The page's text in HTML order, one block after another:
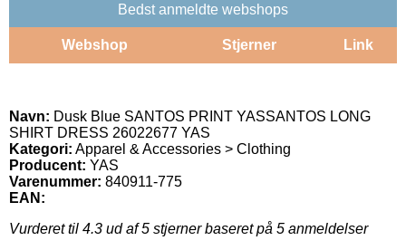
Bedst anmeldte webshops
Webshop Stjerner Link
Navn: Dusk Blue SANTOS PRINT YASSANTOS LONG
SHIRT DRESS 26022677 YAS
Kategori: Apparel & Accessories > Clothing
Producent: YAS
Varenummer: 840911-775
EAN:
Vurderet til 4.3 ud af 5 stjerner baseret på 5 anmeldelser